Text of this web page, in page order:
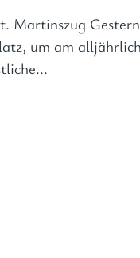
Martinszug
um am